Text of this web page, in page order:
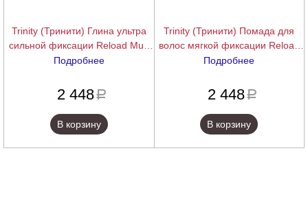
Trinity (Тринити) Глина ультра
сильной фиксации Reload Mud
ultra strong 100 мл
Подробнее
2 448a
В корзину
Trinity (Тринити) Помада для
волос мягкой фиксации Reload
Pomade natural 100 мл
Подробнее
2 448a
В корзину